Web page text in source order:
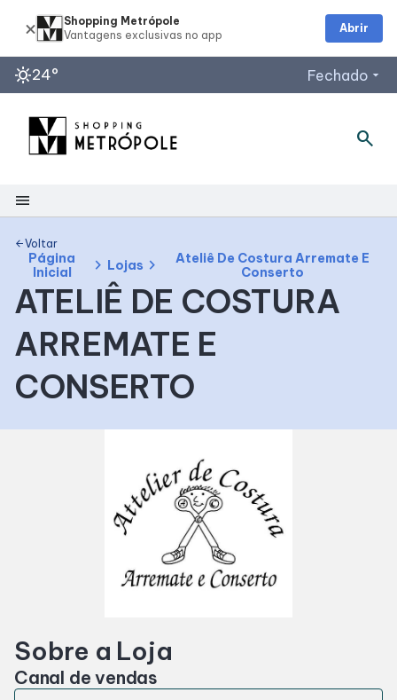
sunny24° Fechado arrow_drop_down
Horários de Funcionamento
search
menu
Shopping
Mapa Interno
Facilidades
Como Chegar
Entretenimento
Fique por Dentro
arrow_backVoltar
Página
Inicial
chevron_right Lojas chevron_right
Ateliê De Costura Arremate E
Conserto
ATELIÊ DE COSTURA
ARREMATE E
CONSERTO
Sobre a Loja
Canal de vendas
Shopping Metrópole
Abrir